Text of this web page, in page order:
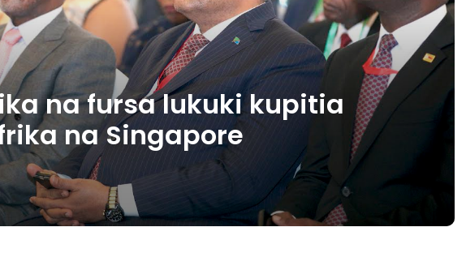
na fursa lukuki kupitia
na Singapore